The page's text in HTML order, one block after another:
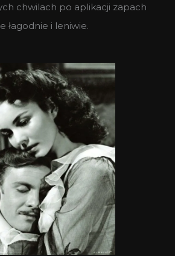
chwilach po aplikacji zapach
łagodnie i leniwie.